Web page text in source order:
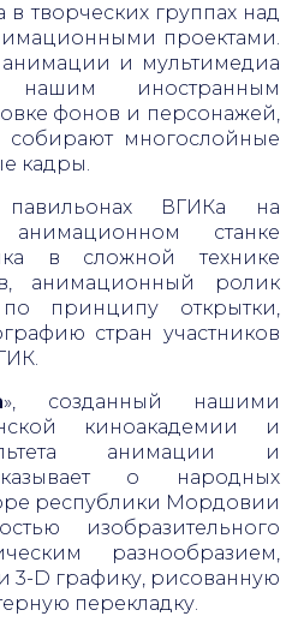
творческих группах над
проектами.
анимации и мультимедиа
иностранным
фонов и персонажей,
многослойные
кадры.
ВГИКа на
станке
в сложной технике
анимационный ролик
принципу открытки,
стран участников
», созданный нашими
киноакадемии и
анимации и
о народных
республики Мордовии
изобразительного
разнообразием,
3-D графику, рисованную
перекладку.